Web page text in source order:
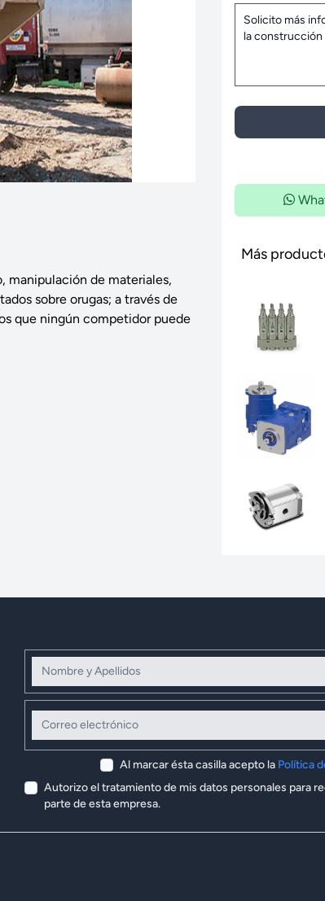
manipulación de materiales,
sobre orugas; a través de
que ningún competidor puede
Más
Nombre y Apellidos
Correo electrónico
Al marcar ésta casilla acepto la Política
Autorizo el tratamiento de mis datos personales para
parte de esta empresa.